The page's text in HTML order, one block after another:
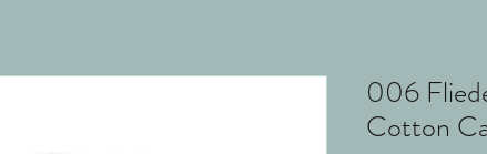
006
Cotton